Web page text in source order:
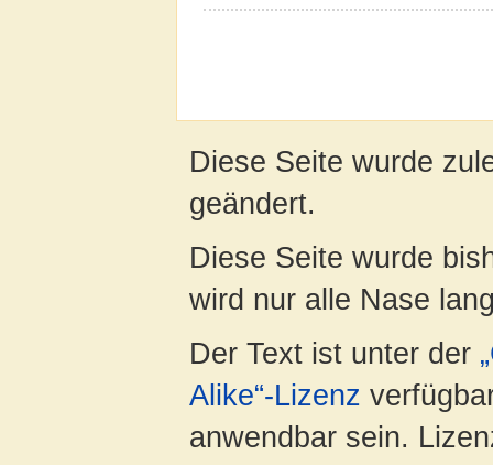
Diese Seite wurde
geändert.
Diese Seite wurde
wird nur alle Nase
Der Text ist unter der
Alike“-Lizenz
anwendbar sein.